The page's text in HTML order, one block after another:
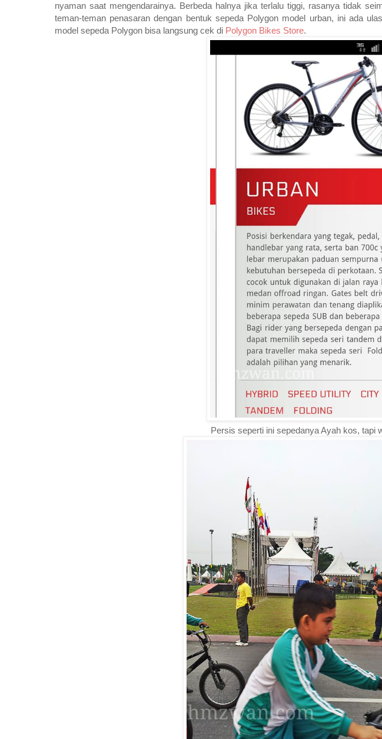
nyaman saat mengendarainya. Berbeda halnya jika terlalu tiggi, rasanya tidak
teman-teman penasaran dengan bentuk sepeda Polygon model urban, ini ada
model sepeda Polygon bisa langsung cek di Polygon Bikes Store.
Persis seperti ini sepedanya Ayah kos, tapi